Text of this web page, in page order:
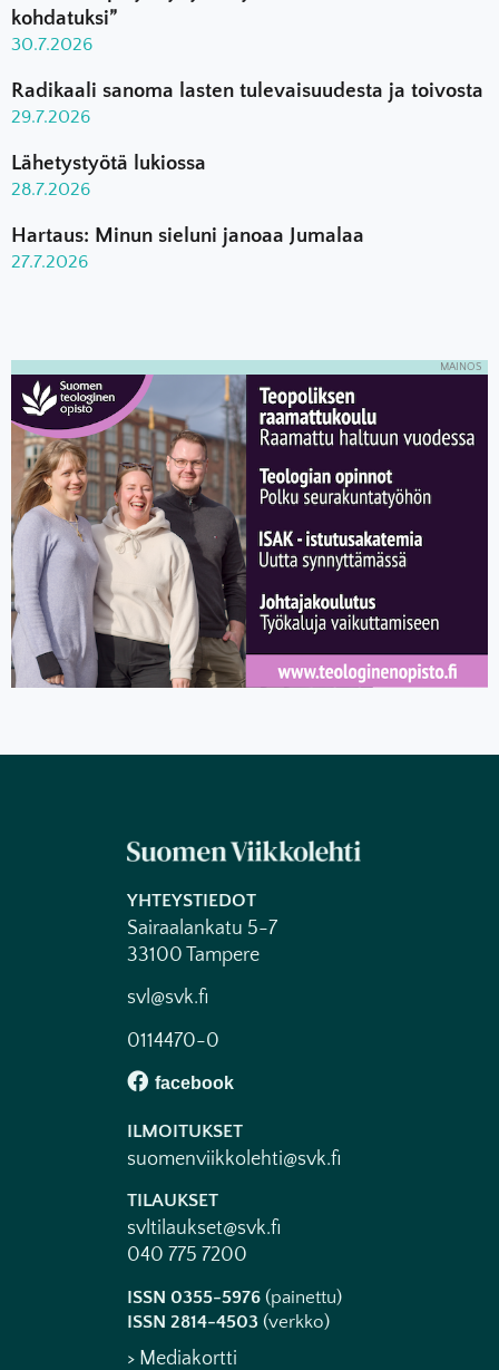
kohdatuksi”
30.7.2026
Radikaali sanoma lasten tulevaisuudesta ja toivosta
29.7.2026
Lähetystyötä lukiossa
28.7.2026
Hartaus: Minun sieluni janoaa Jumalaa
27.7.2026
MAINOS
YHTEYSTIEDOT
Sairaalankatu 5-7
33100 Tampere
svl@svk.fi
0114470-0
ILMOITUKSET
suomenviikkolehti@svk.fi
TILAUKSET
svltilaukset@svk.fi
040 775 7200
ISSN 0355-5976 (painettu)
ISSN 2814-4503 (verkko)
> Mediakortti